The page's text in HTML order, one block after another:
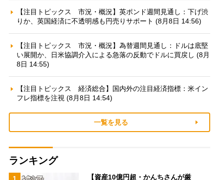
【注目トピックス 市況・概況】英ポンド週間見通し：下げ渋
りか、英国経済に不透明感も円売りサポート (8月8日 14:56)
【注目トピックス 市況・概況】為替週間見通し：ドルは底堅
い展開か、日米協調介入による急落の反動でドルに買戻し (8月
8日 14:55)
【注目トピックス 経済総合】国内外の注目経済指標：米イン
フレ指標を注視 (8月8日 14:54)
一覧を見る
ランキング
【資産10億円超・かんちさんが厳